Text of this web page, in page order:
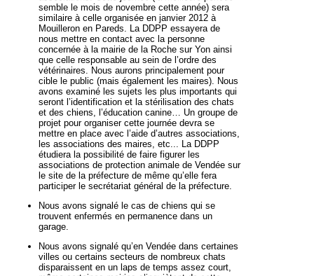
semble le mois de novembre cette année) sera
similaire à celle organisée en janvier 2012 à
Mouilleron en Pareds. La DDPP essayera de
nous mettre en contact avec la personne
concernée à la mairie de la Roche sur Yon ainsi
que celle responsable au sein de l’ordre des
vétérinaires. Nous aurons principalement pour
cible le public (mais également les maires). Nous
avons examiné les sujets les plus importants qui
seront l’identification et la stérilisation des chats
et des chiens, l’éducation canine… Un groupe de
projet pour organiser cette journée devra se
mettre en place avec l’aide d’autres associations,
les associations des maires, etc... La DDPP
étudiera la possibilité de faire figurer les
associations de protection animale de Vendée sur
le site de la préfecture de même qu’elle fera
participer le secrétariat général de la préfecture.
Nous avons signalé le cas de chiens qui se
trouvent enfermés en permanence dans un
garage.
Nous avons signalé qu’en Vendée dans certaines
villes ou certains secteurs de nombreux chats
disparaissent en un laps de temps assez court,